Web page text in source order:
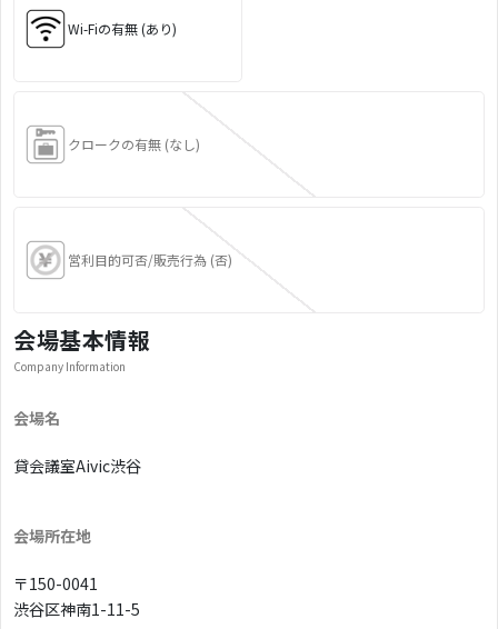
Wi-Fiの有無 (あり)
クロークの有無 (なし)
営利目的可否/販売行為 (否)
会場基本情報
Company Information
会場名
貸会議室Aivic渋谷
会場所在地
〒150-0041
渋谷区神南1-11-5